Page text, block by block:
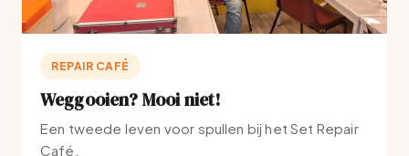
REPAIR CAFÉ
Weggooien? Mooi niet!
Een tweede leven voor spullen bij het Set Repair
Café.